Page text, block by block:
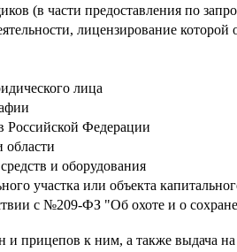
(в части предоставления по
лицензирование
лица
Российской Федерации
области
и оборудования
участка или объекта
с №209-ФЗ "Об охоте и о
к ним, а также выдача